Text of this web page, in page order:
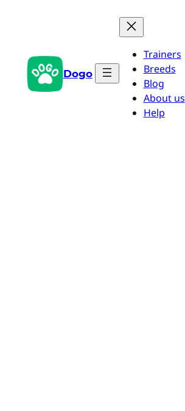
Dogo
Trainers
Breeds
Blog
About us
Help